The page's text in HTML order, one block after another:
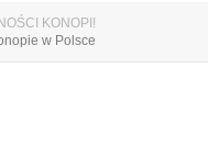
KONOPI!
w Polsce